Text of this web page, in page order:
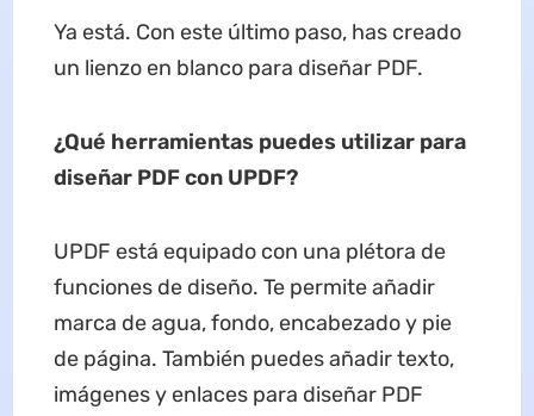
Ya está. Con este último paso, has creado
un lienzo en blanco para diseñar PDF.
¿Qué herramientas puedes utilizar para
diseñar PDF con UPDF?
UPDF está equipado con una plétora de
funciones de diseño. Te permite añadir
marca de agua, fondo, encabezado y pie
de página. También puedes añadir texto,
imágenes y enlaces para diseñar PDF